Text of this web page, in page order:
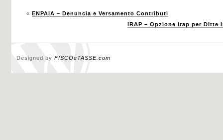
« ENPAIA – Denuncia e Versamento Contributi
IRAP – Opzione Irap per Ditte
Designed by FISCOeTASSE.com